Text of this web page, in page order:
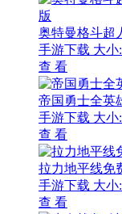
奥特曼格斗超
手游下载 大小
查 看
帝国勇士全英
手游下载 大小
查 看
拉力地平线免
手游下载 大小
查 看